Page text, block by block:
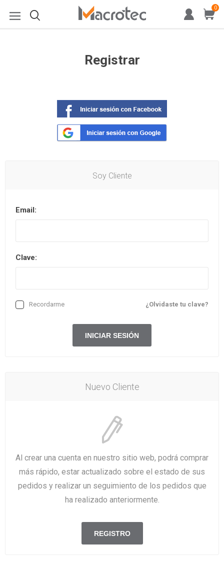
0
Registrar
Soy Cliente
Email:
Clave:
¿Olvidaste tu clave?
Recordarme
Nuevo Cliente
Al crear una cuenta en nuestro sitio web, podrá comprar
más rápido, estar actualizado sobre el estado de sus
pedidos y realizar un seguimiento de los pedidos que
ha realizado anteriormente.